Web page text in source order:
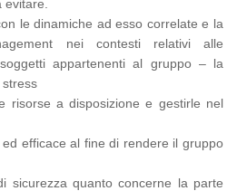
le dinamiche ad esso correlate e la
nei contesti relativi alle
appartenenti al gruppo – la
risorse a disposizione e gestirle nel
efficace al fine di rendere il gruppo
sicurezza quanto concerne la parte